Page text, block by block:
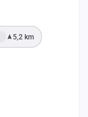
5,2 km